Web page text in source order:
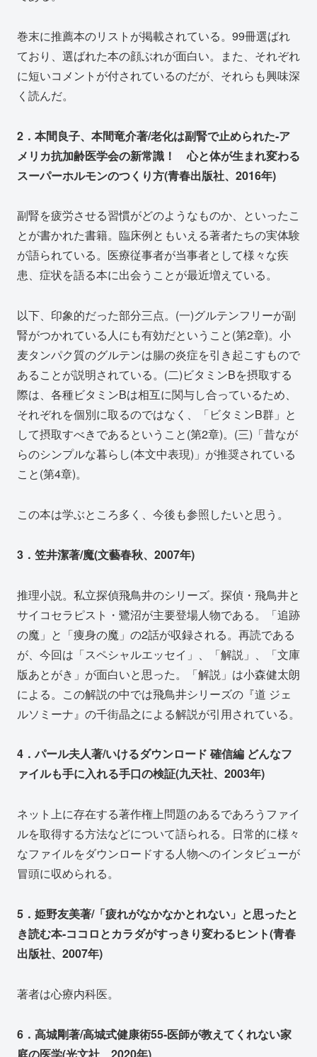
巻末に推薦本のリストが掲載されている。99冊選ばれ
ており、選ばれた本の顔ぶれが面白い。また、それぞれ
に短いコメントが付されているのだが、それらも興味深
く読んだ。
2．本間良子、本間竜介著/老化は副腎で止められた‐ア
メリカ抗加齢医学会の新常識！ 心と体が生まれ変わる
スーパーホルモンのつくり方(青春出版社、2016年)
副腎を疲労させる習慣がどのようなものか、といったこ
とが書かれた書籍。臨床例ともいえる著者たちの実体験
が語られている。医療従事者が当事者として様々な疾
患、症状を語る本に出会うことが最近増えている。
以下、印象的だった部分三点。(一)グルテンフリーが副
腎がつかれている人にも有効だということ(第2章)。小
麦タンパク質のグルテンは腸の炎症を引き起こすもので
あることが説明されている。(二)ビタミンBを摂取する
際は、各種ビタミンBは相互に関与し合っているため、
それぞれを個別に取るのではなく、「ビタミンB群」と
して摂取すべきであるということ(第2章)。(三)「昔なが
らのシンプルな暮らし(本文中表現)」が推奨されている
こと(第4章)。
この本は学ぶところ多く、今後も参照したいと思う。
3．笠井潔著/魔(文藝春秋、2007年)
推理小説。私立探偵飛鳥井のシリーズ。探偵・飛鳥井と
サイコセラピスト・鷺沼が主要登場人物である。「追跡
の魔」と「痩身の魔」の2話が収録される。再読である
が、今回は「スペシャルエッセイ」、「解説」、「文庫
版あとがき」が面白いと思った。「解説」は小森健太朗
による。この解説の中では飛鳥井シリーズの『道 ジェ
ルソミーナ』の千街晶之による解説が引用されている。
4．パール夫人著/いけるダウンロード 確信編 どんなフ
ァイルも手に入れる手口の検証(九天社、2003年)
ネット上に存在する著作権上問題のあるであろうファイ
ルを取得する方法などについて語られる。日常的に様々
なファイルをダウンロードする人物へのインタビューが
冒頭に収められる。
5．姫野友美著/「疲れがなかなかとれない」と思ったと
き読む本‐ココロとカラダがすっきり変わるヒント(青春
出版社、2007年)
著者は心療内科医。
6．高城剛著/高城式健康術55‐医師が教えてくれない家
庭の医学(光文社、2020年)